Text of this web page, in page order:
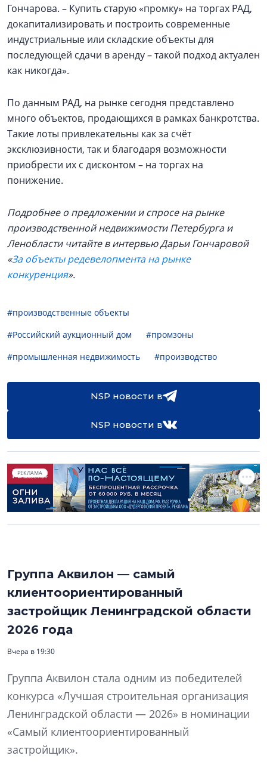
Гончарова. – Купить старую «промку» на торгах РАД,
докапитализировать и построить современные
индустриальные или складские объекты для
последующей сдачи в аренду – такой подход актуален
как никогда».
По данным РАД, на рынке сегодня представлено
много объектов, продающихся в рамках банкротства.
Такие лоты привлекательны как за счёт
эксклюзивности, так и благодаря возможности
приобрести их с дисконтом – на торгах на
понижение.
Подробнее о предложении и спросе на рынке
производственной недвижимости Петербурга и
Ленобласти читайте в интервью Дарьи Гончаровой
«За объекты редевелопмента на рынке
конкуренция».
#производственные объекты
#Российский аукционный дом
#промзоны
#промышленная недвижимость
#производство
NSP новости в
NSP новости в
РЕКЛАМА
Группа Аквилон — самый
клиентоориентированный
застройщик Ленинградской области
2026 года
Вчера в 19:30
Группа Аквилон стала одним из победителей
конкурса «Лучшая строительная организация
Ленинградской области — 2026» в номинации
«Самый клиентоориентированный
застройщик».